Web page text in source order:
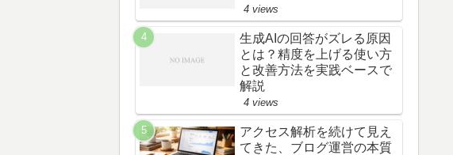
4 views
生成AIの回答がズレる原因
とは？精度を上げる使い方
と改善方法を実践ベースで
解説
4 views
アクセス解析を続けて見え
てきた、ブログ運営の本質